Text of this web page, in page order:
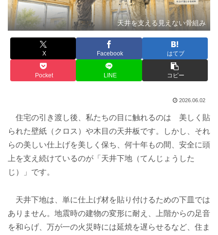
天井を支える見えない骨組み
X Facebook はてブ
Pocket LINE コピー
2026.06.02
住宅の引き渡し後、私たちの目に触れるのは 美しく貼
られた壁紙（クロス）や木目の天井板です。しかし、それ
らの美しい仕上げを美しく保ち、何十年もの間、安全に頭
上を支え続けているのが「天井下地（てんじょうした
じ）」です。
天井下地は、単に仕上げ材を貼り付けるための下皿では
ありません。地震時の建物の変形に耐え、上階からの足音
を和らげ、万が一の火災時には延焼を遅らせるなど、住ま